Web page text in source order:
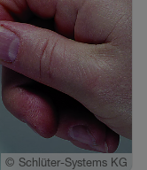
© Schlüter-Systems KG